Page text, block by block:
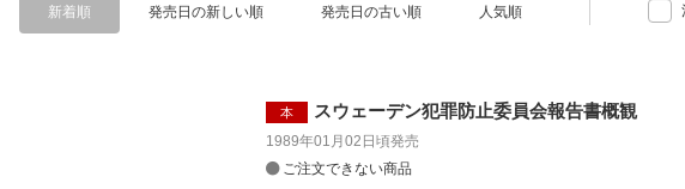
新着順 発売日の新しい順 発売日の古い順 人気順
本 スウェーデン犯罪防止委員会報告書概観
1989年01月02日頃発売
ご注文できない商品